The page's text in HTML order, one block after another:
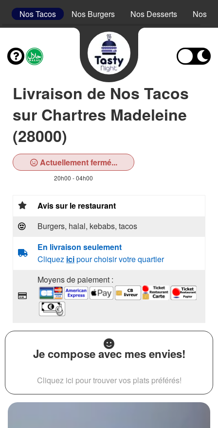
Nos Tacos Nos Burgers Nos Desserts Nos
Livraison de Nos Tacos
sur Chartres Madeleine
(28000)
Actuellement fermé...
20h00 - 04h00
Avis sur le restaurant
Burgers, halal, kebabs, tacos
En livraison seulement
Cliquez icipour choisir votre quartier
Moyens de paiement :
Je compose avec mes envies!
Cliquez ici pour trouver vos plats préférés!